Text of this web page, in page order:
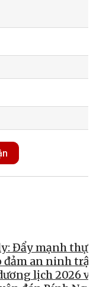
Đẩy mạnh thực
đảm an ninh
lịch 2026